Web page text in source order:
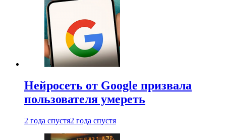
Нейросеть от Google призвала
пользователя умереть
2 года спустя2 года спустя